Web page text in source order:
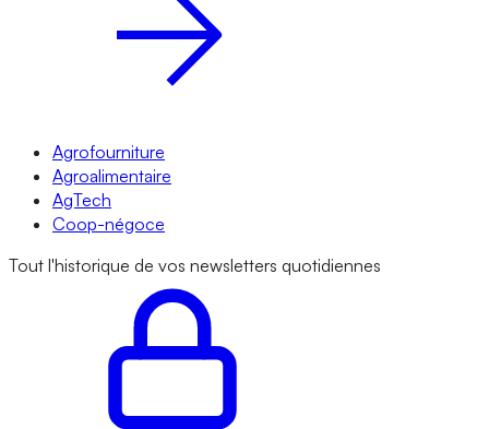
Agrofourniture
Agroalimentaire
AgTech
Coop-négoce
Tout l'historique de vos newsletters quotidiennes